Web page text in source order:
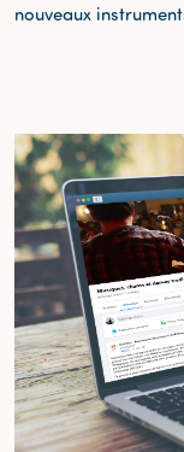
nouveaux